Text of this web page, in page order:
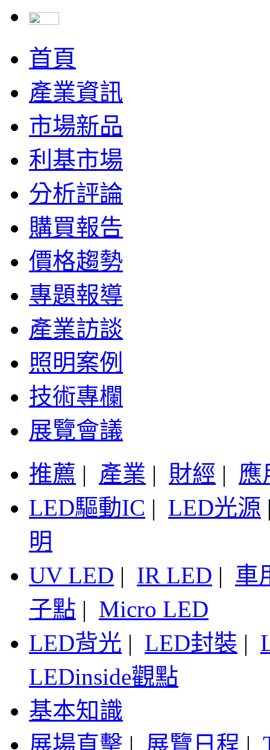
首頁
產業資訊
市場新品
利基市場
分析評論
購買報告
價格趨勢
專題報導
產業訪談
照明案例
技術專欄
展覽會議
推薦 | 產業 | 財經 | 應
LED驅動IC | LED光源
明
UV LED | IR LED | 車
子點 | Micro LED
LED背光 | LED封裝 |
LEDinside觀點
基本知識
展場直擊 | 展覽日程 |